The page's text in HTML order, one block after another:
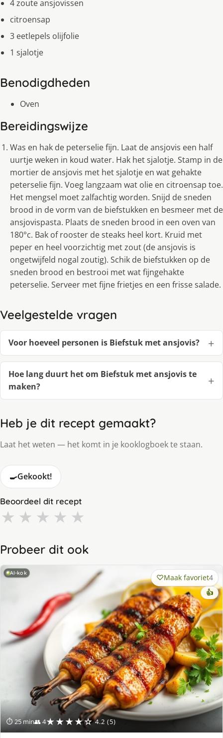
4 zoute ansjovissen
citroensap
3 eetlepels olijfolie
1 sjalotje
Benodigdheden
Oven
Bereidingswijze
Was en hak de peterselie fijn. Laat de ansjovis een half
uurtje weken in koud water. Hak het sjalotje. Stamp in de
mortier de ansjovis met het sjalotje en wat gehakte
peterselie fijn. Voeg langzaam wat olie en citroensap toe.
Het mengsel moet zalfachtig worden. Snijd de sneden
brood in de vorm van de biefstukken en besmeer met de
ansjovispasta. Plaats de sneden brood in een oven van
180°c. Bak of rooster de steaks heel kort. Kruid met
peper en heel voorzichtig met zout (de ansjovis is
ongetwijfeld nogal zoutig). Schik de biefstukken op de
sneden brood en bestrooi met wat fijngehakte
peterselie. Serveer met fijne frietjes en een frisse salade.
Veelgestelde vragen
Voor hoeveel personen is Biefstuk met ansjovis?
Hoe lang duurt het om Biefstuk met ansjovis te
maken?
Heb je dit recept gemaakt?
Laat het weten — het komt in je kooklogboek te staan.
🍳Gekookt!
Beoordeel dit recept
★ ★ ★ ★ ★
Probeer dit ook
AI-kok
⏱ 25 min👥 4★★★★☆ 4.2 (5)
Maak favoriet4
👍